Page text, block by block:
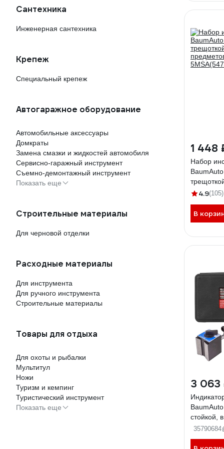
Ударно-рычажный инструмент
Электромонтажный инструмент
Сантехника
Инженерная сантехника
Крепеж
Специальный крепеж
Автогаражное оборудование
Автомобильные аксессуары
Домкраты
Замена смазки и жидкостей автомобиля
Сервисно-гаражный инструмент
Съемно-демонтажный инструмент
Показать еще
Строительные материалы
Для черновой отделки
Расходные материалы
Для инструмента
Для ручного инструмента
Строительные материалы
Товары для отдыха
Для охоты и рыбалки
Мультитул
Ножи
Туризм и кемпинг
Туристический инструмент
Показать еще
1 448
Набор
4.9(105)
В
3 063
стойкой,
BM-
35790684